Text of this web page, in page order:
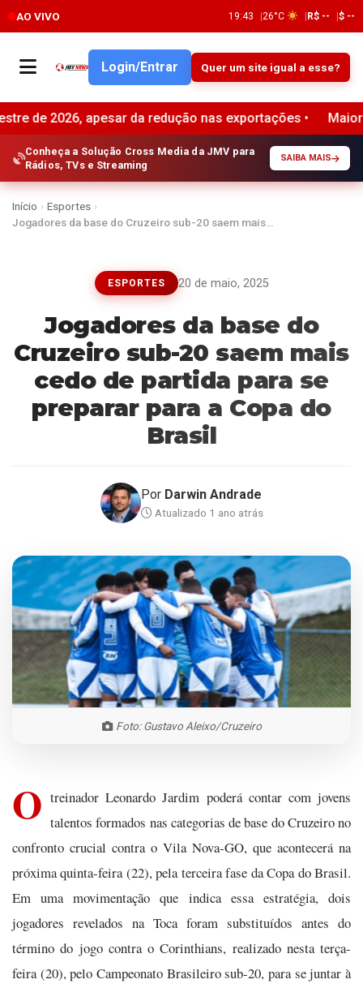
AO VIVO 19:43 26°C R$ -- $ --
Login/Entrar Quer um site igual a esse?
da redução nas exportações • Maioria das
Conheça a Solução Cross Media da JMV para
Rádios, TVs e Streaming
SAIBA MAIS
Início › Esportes ›
Jogadores da base do Cruzeiro sub-20 saem mais…
ESPORTES 20 de maio, 2025
Jogadores da base do
Cruzeiro sub-20 saem mais
cedo de partida para se
preparar para a Copa do
Brasil
Por Darwin Andrade
Atualizado 1 ano atrás
Foto: Gustavo Aleixo/Cruzeiro
O treinador Leonardo Jardim poderá contar com jovens
talentos formados nas categorias de base do Cruzeiro no
confronto crucial contra o Vila Nova-GO, que acontecerá na
próxima quinta-feira (22), pela terceira fase da Copa do Brasil.
Em uma movimentação que indica essa estratégia, dois
jogadores revelados na Toca foram substituídos antes do
término do jogo contra o Corinthians, realizado nesta terça-
feira (20), pelo Campeonato Brasileiro sub-20, para se juntar à